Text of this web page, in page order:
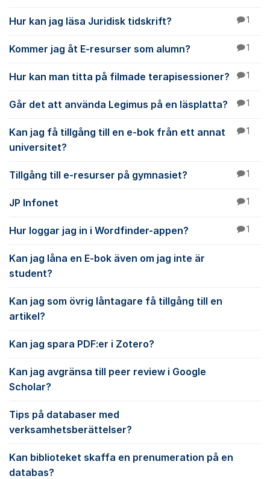
Hur kan jag läsa Juridisk tidskrift? 1
Kommer jag åt E-resurser som alumn? 1
Hur kan man titta på filmade terapisessioner? 1
Går det att använda Legimus på en läsplatta? 1
Kan jag få tillgång till en e-bok från ett annat
universitet?
1
Tillgång till e-resurser på gymnasiet? 1
JP Infonet 1
Hur loggar jag in i Wordfinder-appen? 1
Kan jag låna en E-bok även om jag inte är
student?
Kan jag som övrig låntagare få tillgång till en
artikel?
Kan jag spara PDF:er i Zotero?
Kan jag avgränsa till peer review i Google
Scholar?
Tips på databaser med
verksamhetsberättelser?
Kan biblioteket skaffa en prenumeration på en
databas?